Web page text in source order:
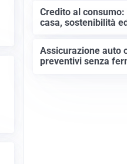
Credito al
casa, sostenibilità
Assicurazione auto
preventivi senza